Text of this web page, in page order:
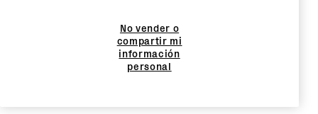
No vender o
compartir mi
información
personal